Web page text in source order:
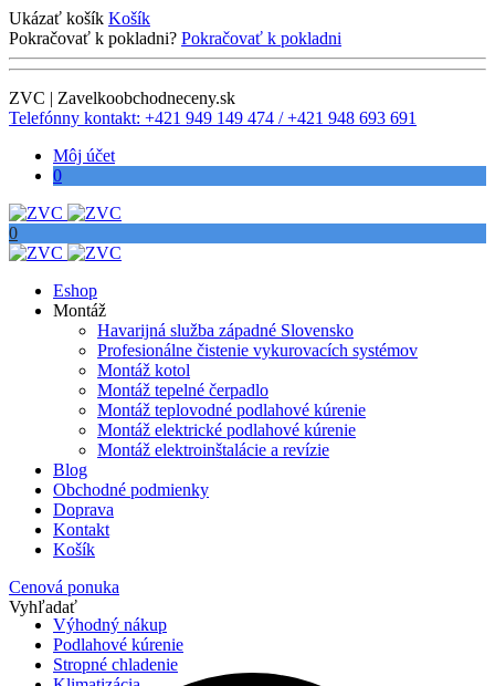
Ukázať košík Košík
Pokračovať k pokladni? Pokračovať k pokladni
ZVC | Zavelkoobchodneceny.sk
Telefónny kontakt: +421 949 149 474 / +421 948 693 691
Môj účet
0
0
Eshop
Montáž
Havarijná služba západné Slovensko
Profesionálne čistenie vykurovacích systémov
Montáž kotol
Montáž tepelné čerpadlo
Montáž teplovodné podlahové kúrenie
Montáž elektrické podlahové kúrenie
Montáž elektroinštalácie a revízie
Blog
Obchodné podmienky
Doprava
Kontakt
Košík
Cenová ponuka
Vyhľadať
Výhodný nákup
Podlahové kúrenie
Stropné chladenie